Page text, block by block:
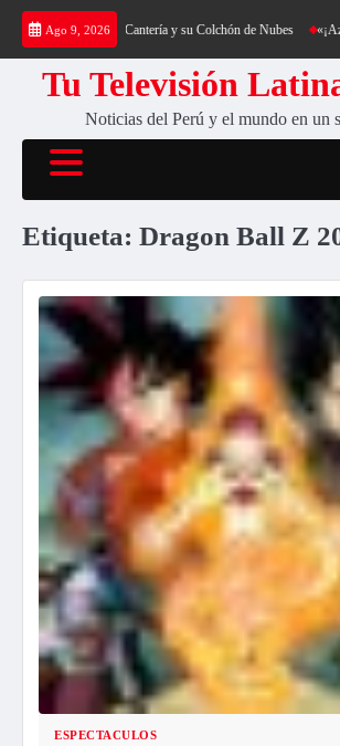
Saltar
contenido
Ago 9, 2026
Trekking al Cerro Cantería y su Colchón de Nubes
Tu Televisión
Noticias del Perú y el mundo en un
Etiqueta: Dragon Ball Z
ESPECTACULOS